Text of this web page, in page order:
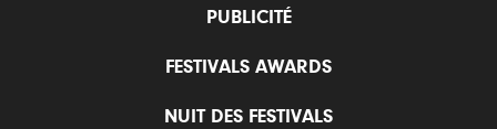
PUBLICITÉ
FESTIVALS AWARDS
NUIT DES FESTIVALS